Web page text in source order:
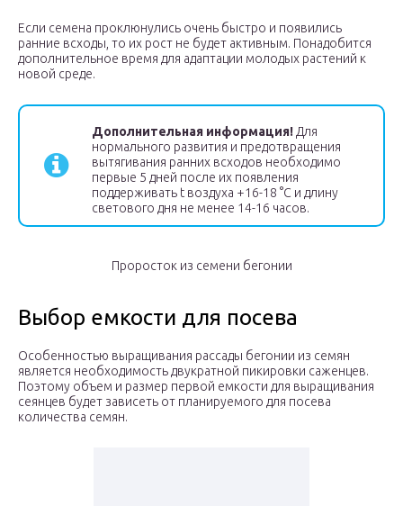
Если семена проклюнулись очень быстро и появились
ранние всходы, то их рост не будет активным. Понадобится
дополнительное время для адаптации молодых растений к
новой среде.
Дополнительная информация! Для
нормального развития и предотвращения
вытягивания ранних всходов необходимо
первые 5 дней после их появления
поддерживать t воздуха +16-18 °С и длину
светового дня не менее 14-16 часов.
Проросток из семени бегонии
Выбор емкости для посева
Особенностью выращивания рассады бегонии из семян
является необходимость двукратной пикировки саженцев.
Поэтому объем и размер первой емкости для выращивания
сеянцев будет зависеть от планируемого для посева
количества семян.